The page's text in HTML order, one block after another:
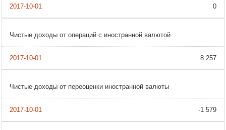
0
Чистые доходы от операций с иностранной валютой
8 257
Чистые доходы от переоценки иностранной валюты
-1 579